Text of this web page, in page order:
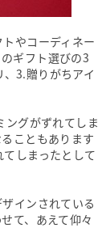
やコーディネー
ギフト選びの3
3.贈りがちアイ
ングがずれてしま
こともあります
しまったとして
インされている
て、あえて仰々